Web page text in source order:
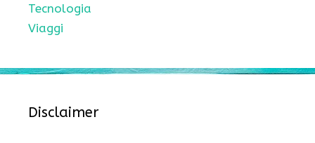
Tecnologia
Viaggi
Disclaimer